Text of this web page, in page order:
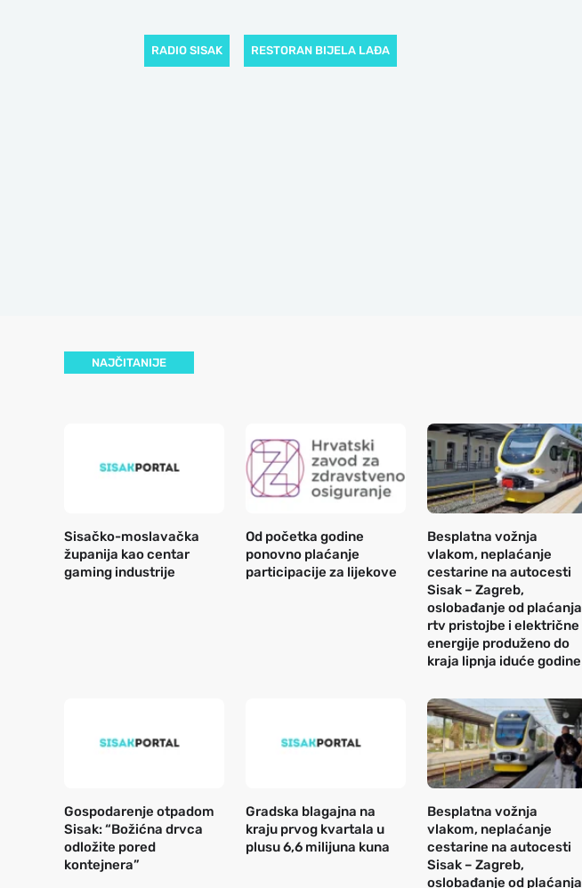
RADIO SISAK RESTORAN BIJELA LAĐA
NAJČITANIJE
Sisačko-moslavačka
županija kao centar
gaming industrije
Od početka godine
ponovno plaćanje
participacije za lijekove
Besplatna vožnja
vlakom, neplaćanje
cestarine na autocesti
Sisak – Zagreb,
oslobađanje od plaćanja
rtv pristojbe i električne
energije produženo do
kraja lipnja iduće godine
Gospodarenje otpadom
Sisak: “Božićna drvca
odložite pored
kontejnera”
Gradska blagajna na
kraju prvog kvartala u
plusu 6,6 milijuna kuna
Besplatna vožnja
vlakom, neplaćanje
cestarine na autocesti
Sisak – Zagreb,
oslobađanje od plaćanja